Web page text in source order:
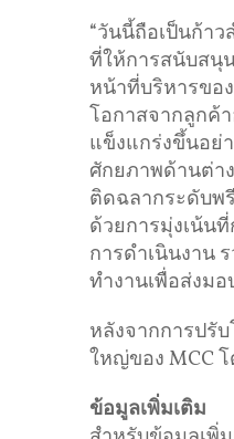
“วันนี้ถือเป็นก้า
ที่ให้การสนับสนุ
หน้าที่บริหารขอ
โอกาสจากลูกค้
แข็งแกร่งขึ้นอย่
ศักยภาพด้านต่า
ติดฉลากระดับพ
ด้วยการมุ่งเน้น
การดำเนินงาน
ทำงานเพื่อส่งม
หลังจากการปรั
ใหญ่ของ MCC
ข้อมูลเพิ่มเติม